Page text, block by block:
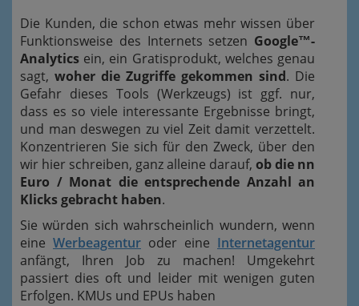
Die Kunden, die schon etwas mehr wissen über
Funktionsweise des Internets setzen Google™-
Analytics ein, ein Gratisprodukt, welches genau
sagt, woher die Zugriffe gekommen sind. Die
Gefahr dieses Tools (Werkzeugs) ist ggf. nur,
dass es so viele interessante Ergebnisse bringt,
und man deswegen zu viel Zeit damit verzettelt.
Konzentrieren Sie sich für den Zweck, über den
wir hier schreiben, ganz alleine darauf, ob die nn
Euro / Monat die entsprechende Anzahl an
Klicks gebracht haben.
Sie würden sich wahrscheinlich wundern, wenn
eine Werbeagentur oder eine Internetagentur
anfängt, Ihren Job zu machen! Umgekehrt
passiert dies oft und leider mit wenigen guten
Erfolgen. KMUs und EPUs haben